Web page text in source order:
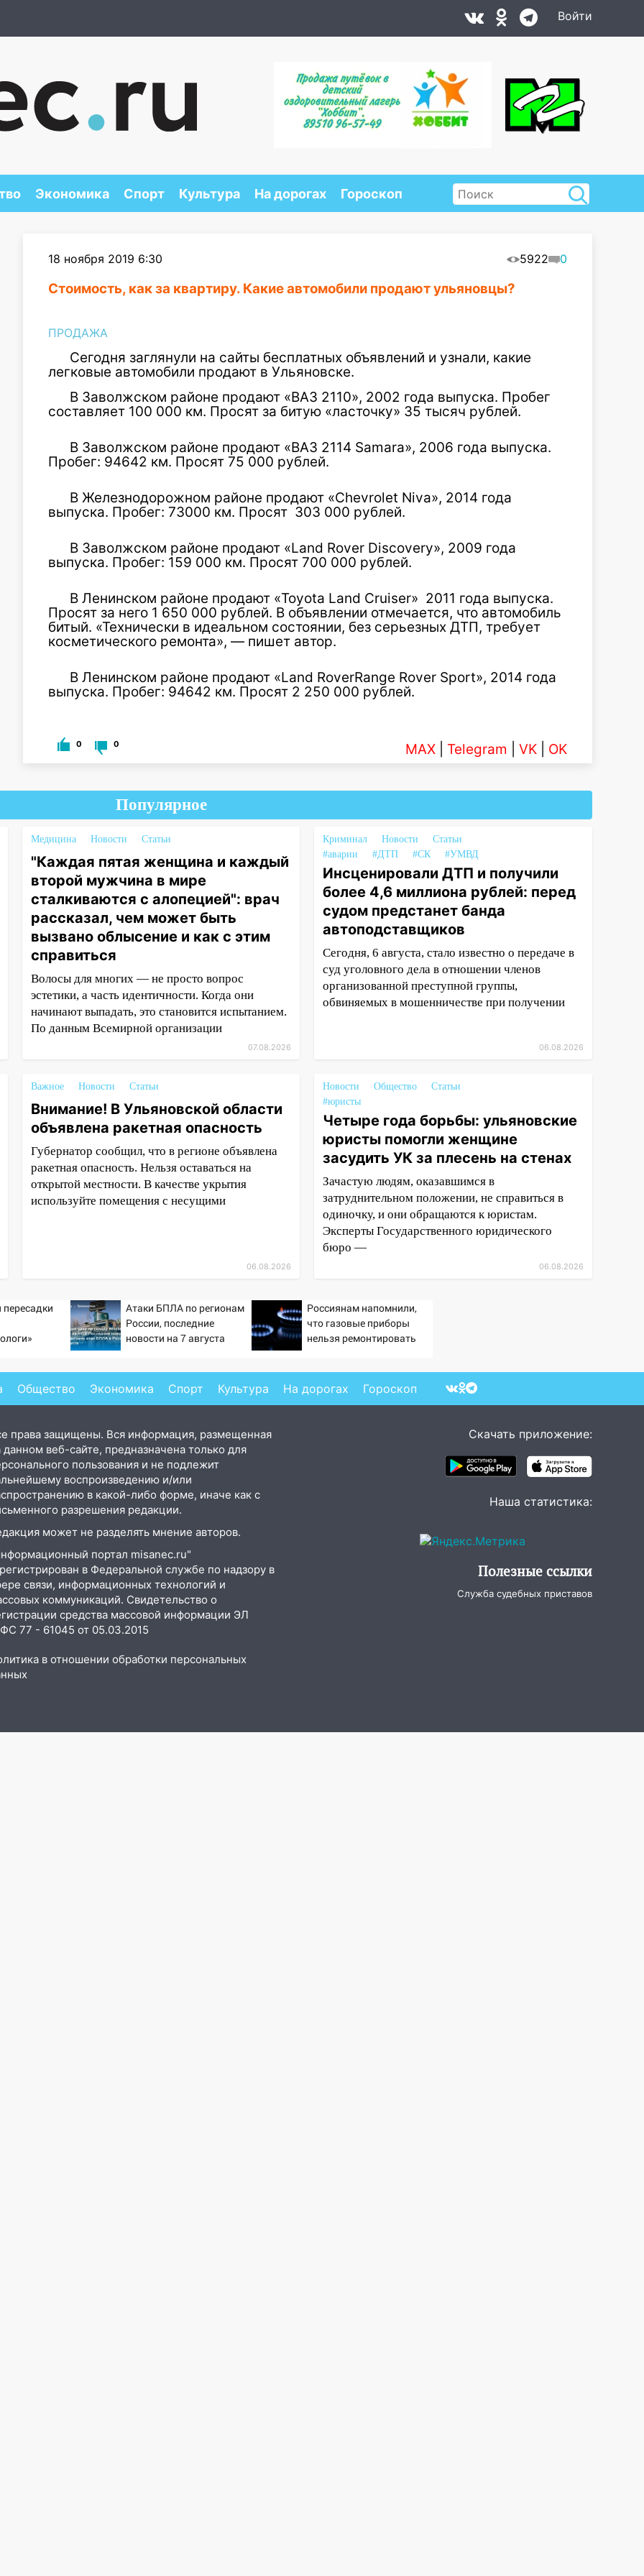
Войти
Экономика Спорт Культура На дорогах Гороскоп
18 ноября 2019 6:30 5922 0
Стоимость, как за квартиру. Какие автомобили продают ульяновцы?
ПРОДАЖА
Сегодня заглянули на сайты бесплатных объявлений и узнали, какие
легковые автомобили продают в Ульяновске.
В Заволжском районе продают «ВАЗ 2110», 2002 года выпуска. Пробег
составляет 100 000 км. Просят за битую «ласточку» 35 тысяч рублей.
В Заволжском районе продают «ВАЗ 2114 Samara», 2006 года выпуска.
Пробег: 94642 км. Просят 75 000 рублей.
В Железнодорожном районе продают «Chevrolet Niva», 2014 года
выпуска. Пробег: 73000 км. Просят 303 000 рублей.
В Заволжском районе продают «Land Rover Discovery», 2009 года
выпуска. Пробег: 159 000 км. Просят 700 000 рублей.
В Ленинском районе продают «Toyota Land Cruiser» 2011 года выпуска.
Просят за него 1 650 000 рублей. В объявлении отмечается, что автомобиль
битый. «Технически в идеальном состоянии, без серьезных ДТП, требует
косметического ремонта», — пишет автор.
В Ленинском районе продают «Land RoverRange Rover Sport», 2014 года
выпуска. Пробег: 94642 км. Просят 2 250 000 рублей.
0 0 MAX Telegram VK OK
Популярное
Медицина Новости Статьи
"Каждая пятая женщина и каждый
второй мужчина в мире
сталкиваются с алопецией": врач
рассказал, чем может быть
вызвано облысение и как с этим
справиться
Волосы для многих — не просто вопрос
эстетики, а часть идентичности. Когда они
начинают выпадать, это становится испытанием.
По данным Всемирной организации
07.08.2026
Криминал Новости
Статьи
#аварии
#ДТП #СК #УМВД
Инсценировали ДТП и получили
более 4,6 миллиона рублей: перед
судом предстанет банда
автоподставщиков
Сегодня, 6 августа, стало известно о передаче в
суд уголовного дела в отношении членов
организованной преступной группы,
обвиняемых в мошенничестве при получении
06.08.2026
Важное Новости Статьи
Внимание! В Ульяновской области
объявлена ракетная опасность
Губернатор сообщил, что в регионе объявлена
ракетная опасность. Нельзя оставаться на
открытой местности. В качестве укрытия
используйте помещения с несущими
06.08.2026
Новости Общество
Статьи
#юристы
Четыре года борьбы: ульяновские
юристы помогли женщине
засудить УК за плесень на стенах
Зачастую людям, оказавшимся в
затруднительном положении, не справиться в
одиночку, и они обращаются к юристам.
Эксперты Государственного юридического
бюро —
06.08.2026
Атаки БПЛА по регионам
России, последние
новости на 7 августа
состояние пострадавших
Россиянам напомнили,
что газовые приборы
нельзя ремонтировать
Общество Экономика Спорт Культура На дорогах Гороскоп
права защищены. Вся информация, размещенная
данном веб-сайте, предназначена только для
пользования и не подлежит
воспроизведению и/или
в какой-либо форме, иначе как с
разрешения редакции.
может не разделять мнение авторов.
портал misanec.ru"
в Федеральной службе по надзору в
связи, информационных технологий и
коммуникаций. Свидетельство о
средства массовой информации ЭЛ
77 - 61045 от 05.03.2015
в отношении обработки персональных
Скачать приложение:
Наша статистика:
Полезные ссылки
Служба судебных приставов